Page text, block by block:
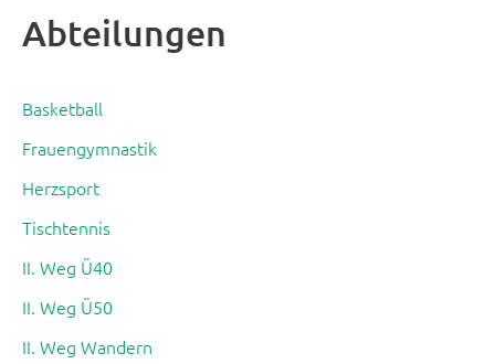
Abteilungen
Basketball
Frauengymnastik
Herzsport
Tischtennis
II. Weg Ü40
II. Weg Ü50
II. Weg Wandern